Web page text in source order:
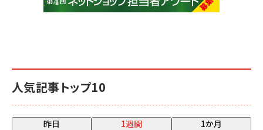
人気記事トップ10
昨日 1週間 1か月